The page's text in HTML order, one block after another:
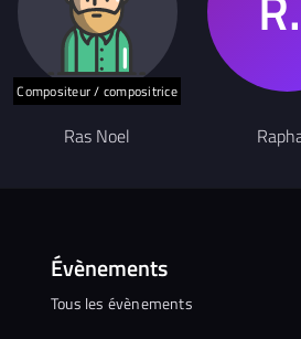
Compositeur / compositrice
Ras Noel
Évènements
Tous les évènements